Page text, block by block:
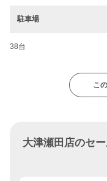
駐車場
38台
こ
大津瀬田店のセ